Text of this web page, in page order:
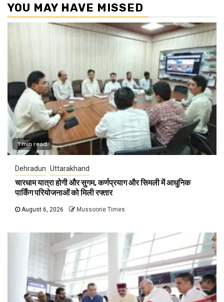
YOU MAY HAVE MISSED
1 min read
Dehradun Uttarakhand
चारधाम यात्रा होगी और सुगम, कर्णप्रयाग और सिमली में आधुनिक
पार्किंग परियोजनाओं को मिली रफ्तार
August 6, 2026 Mussoorie Times